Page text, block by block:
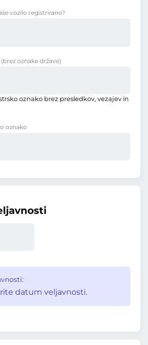
vozilo registrirano?
(brez oznake države)
oznako brez presledkov, vezajev in
oznako
datum veljavnosti.